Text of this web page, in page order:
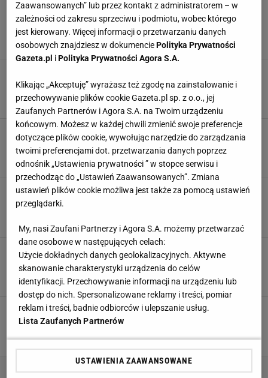
"Don Kasjo" powalił Popka. Nokaut. Nie było
czego zbierać
Karolina Jaskulska,27 LISTOPADA 2022, 11:00
dożywotnio zbanowany"
Mateusz Dziubiński,16 PAŹDZIERNIKA 2022, 11:39
Tyle Prime Show MMA oferuje za walkę. "200
tys. złotych? Wstyd by tam było iść"
Sebastian Kowalski,3 PAŹDZIERNIKA 2022, 19:29
"Narażał ludzi na śmierć"- Maja Staśko
"Popek" wraca do klatki. Spektakularna walka
wieczoru
Aleksander Bernard,28 WRZEŚNIA 2022, 10:54
"Don Kasjo" bawi się w Mayweathera. Rzuca
kasę na stół. "Chyba przyjmą w banku"
Karolina Jaskulska,5 WRZEŚNIA 2022, 17:47
Zaawansowanych” lub przez kontakt z administratorem – w
zależności od zakresu sprzeciwu i podmiotu, wobec którego
jest kierowany. Więcej informacji o przetwarzaniu danych
osobowych znajdziesz w dokumenciePolityka Prywatności
Gazeta.pl iPolityka Prywatności Agora S.A.
Klikając „Akceptuję” wyrażasz też zgodę na zainstalowanie i
przechowywanie plików cookie Gazeta.pl sp. z o.o., jej
Zaufanych Partnerów i Agora S.A. na Twoim urządzeniu
końcowym. Możesz w każdej chwili zmienić swoje preferencje
dotyczące plików cookie, wywołując narzędzie do zarządzania
twoimi preferencjami dot. przetwarzania danych poprzez
odnośnik „Ustawienia prywatności ” w stopce serwisu i
przechodząc do „Ustawień Zaawansowanych”. Zmiana
ustawień plików cookie możliwa jest także za pomocą ustawień
przeglądarki.
My, nasi Zaufani Partnerzy i Agora S.A. możemy przetwarzać
dane osobowe w następujących celach:
Użycie dokładnych danych geolokalizacyjnych. Aktywne
skanowanie charakterystyki urządzenia do celów
identyfikacji. Przechowywanie informacji na urządzeniu lub
dostęp do nich. Spersonalizowane reklamy i treści, pomiar
reklam i treści, badnie odbiorców i ulepszanie usług.
Lista Zaufanych Partnerów
USTAWIENIA ZAAWANSOWANE